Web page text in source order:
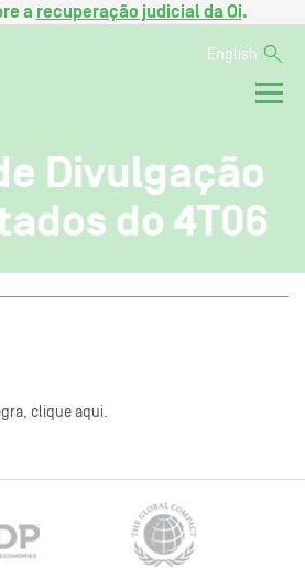
a recuperação judicial da Oi.
English
Divulgação
do 4T06
clique aqui.